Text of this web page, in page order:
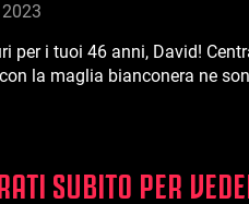
per i tuoi 46 anni, David!
la maglia bianconera ne
SUBITO PER